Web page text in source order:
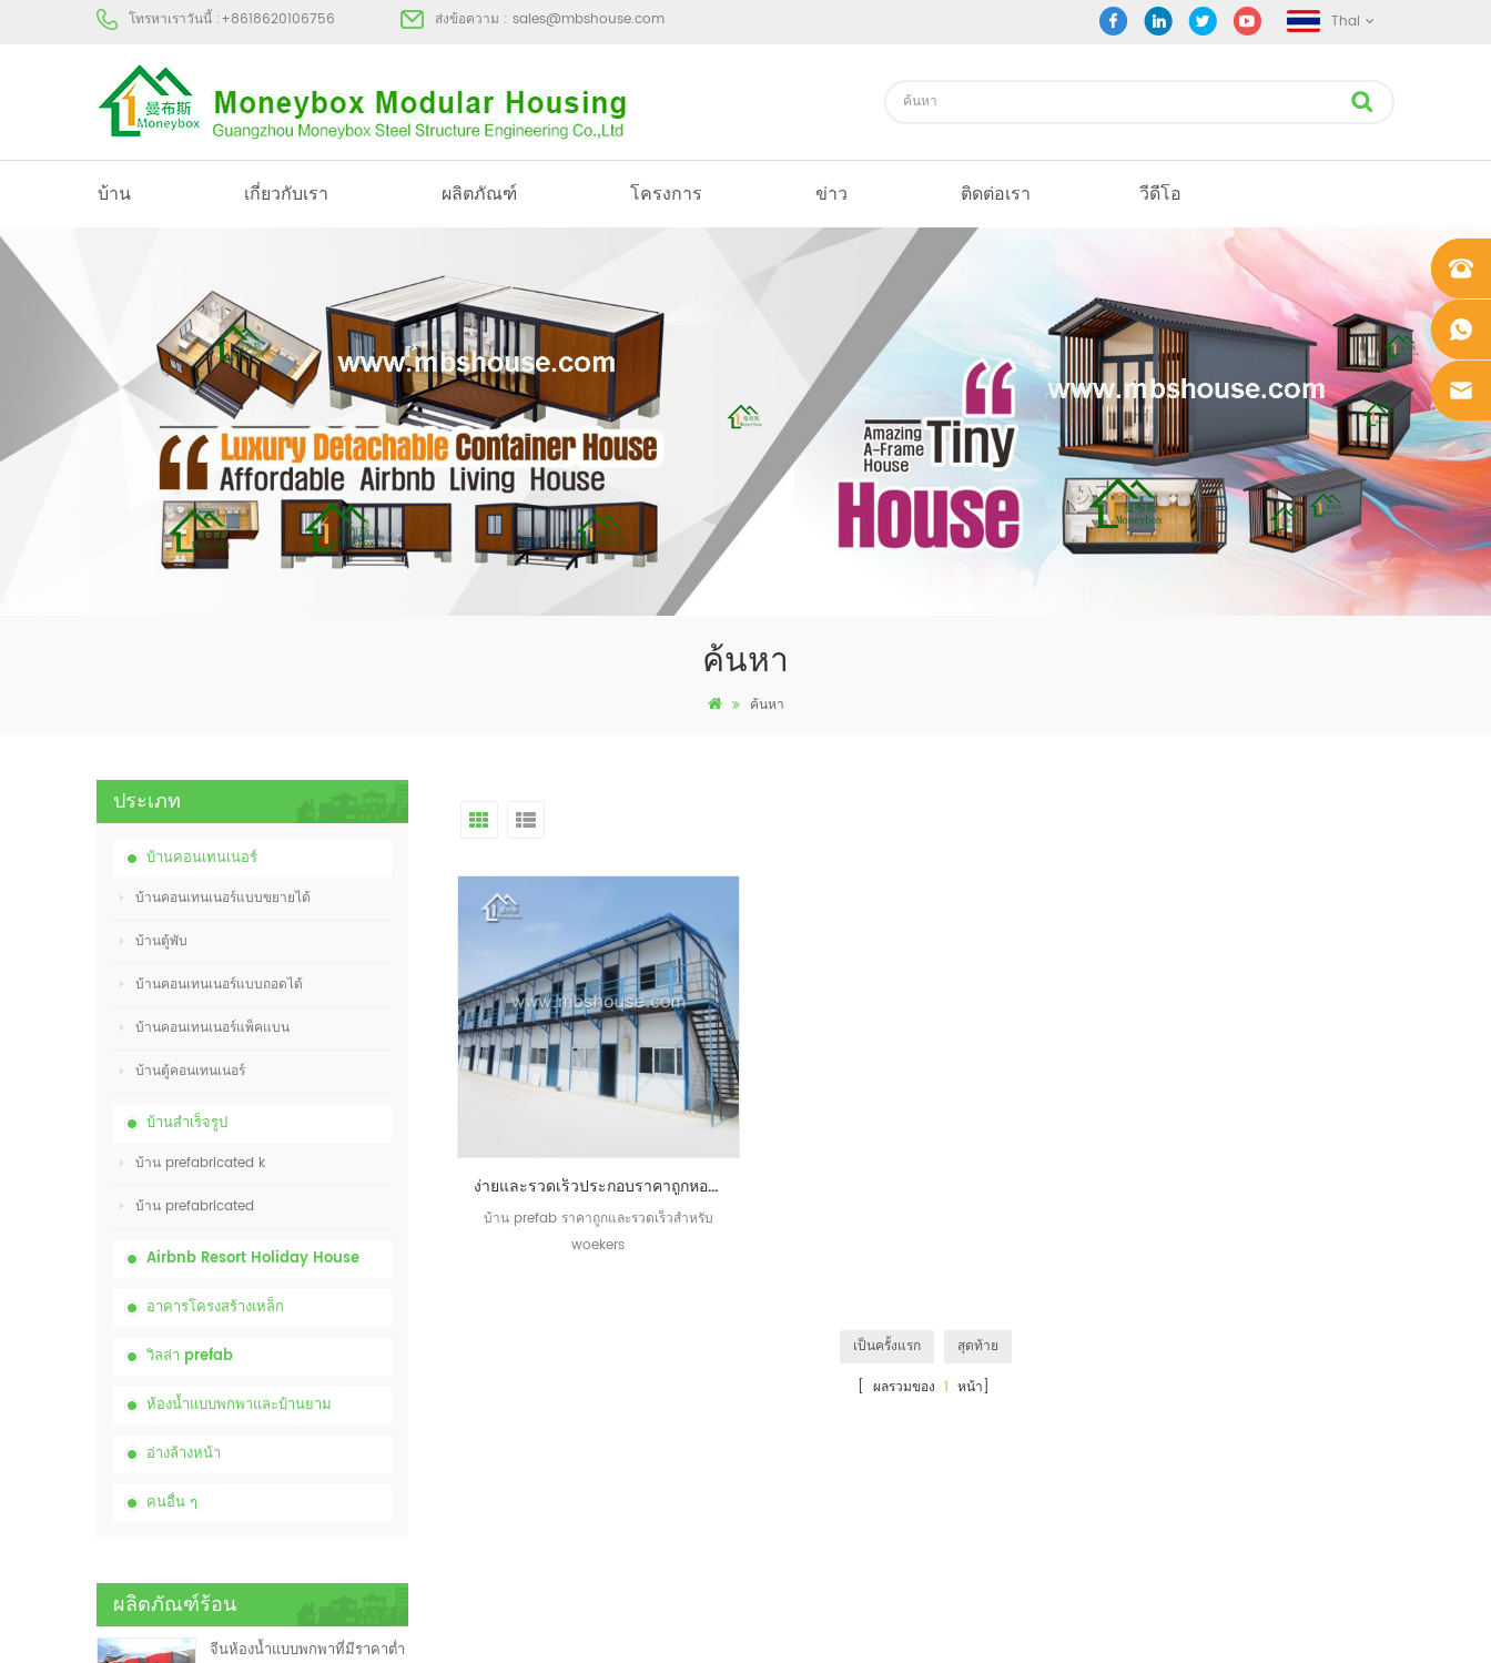
โทรหาเราวันนี้ :+8618620106756 ส่งข้อความ : sales@mbshouse.com Thai
บ้าน เกี่ยวกับเรา ผลิตภัณฑ์ โครงการ ข่าว ติดต่อเรา วีดีโอ
ค้นหา
ค้นหา
ประเภท
บ้านคอนเทนเนอร์
บ้านคอนเทนเนอร์แบบขยายได้
บ้านตู้พับ
บ้านคอนเทนเนอร์แบบถอดได้
บ้านคอนเทนเนอร์แพ็คแบน
บ้านตู้คอนเทนเนอร์
บ้านสำเร็จรูป
บ้าน prefabricated k
บ้าน prefabricated
Airbnb Resort Holiday House
อาคารโครงสร้างเหล็ก
วิลล่า prefab
ห้องน้ำแบบพกพาและบ้านยาม
อ่างล้างหน้า
คนอื่น ๆ
ผลิตภัณฑ์ร้อน
จีนห้องน้ำแบบพกพาที่มีราคาต่ำ
ง่ายและรวดเร็วประกอบราคาถูกหอพัก prefab modular สำหรับคนงาน
บ้าน prefab ราคาถูกและรวดเร็วสำหรับ
woekers
เป็นครั้งแรก
สุดท้าย
[ ผลรวมของ 1 หน้า]
+861862
0106756
+861862
0106756
sales@
mbshou
se.com